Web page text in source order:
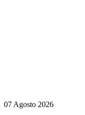
07 Agosto 2026